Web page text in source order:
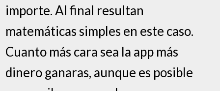
importe. Al final resultan
matemáticas simples en este caso.
Cuanto más cara sea la app más
dinero ganaras, aunque es posible